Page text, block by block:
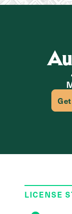
LICENSE